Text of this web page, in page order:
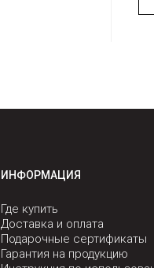
ИНФОРМАЦИЯ
Где купить
Доставка и оплата
Подарочные сертификаты
Гарантия на продукцию